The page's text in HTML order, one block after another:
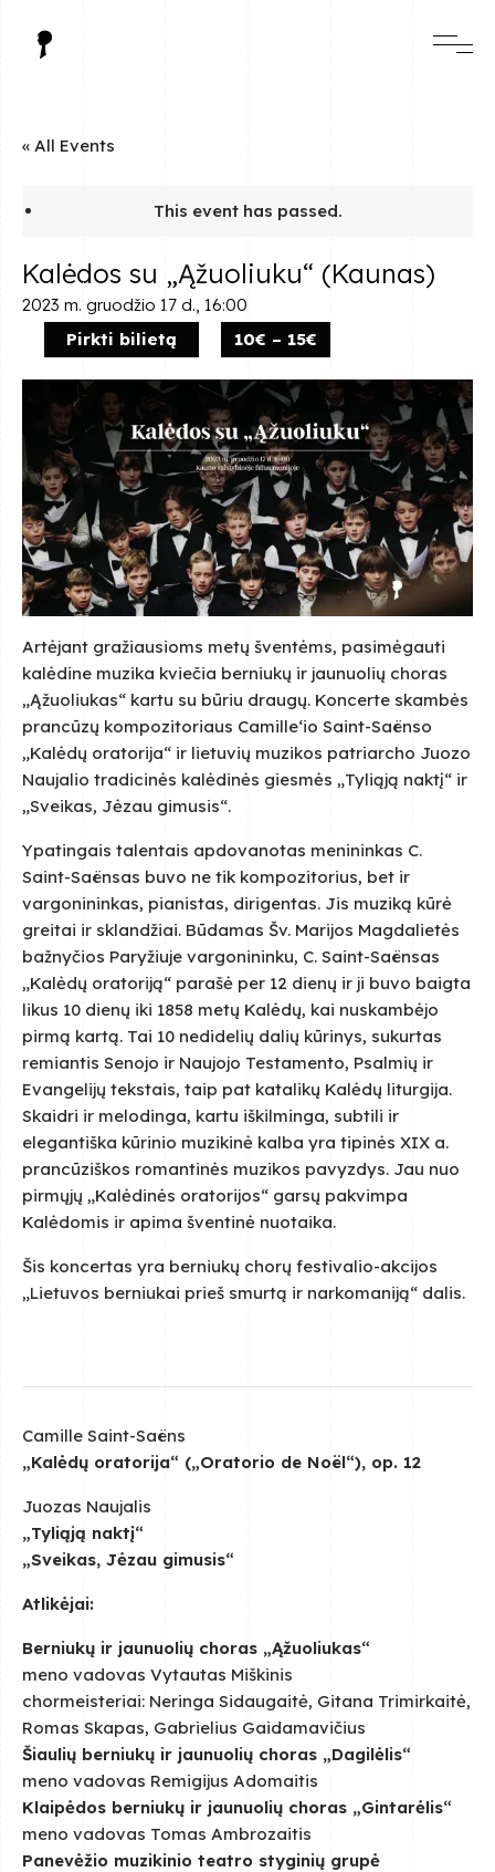
« All Events
This event has passed.
Kalėdos su „Ąžuoliuku“ (Kaunas)
2023 m. gruodžio 17 d., 16:00
10€ – 15€
Pirkti bilietą
Artėjant gražiausioms metų šventėms, pasimėgauti
kalėdine muzika kviečia berniukų ir jaunuolių choras
„Ąžuoliukas“ kartu su būriu draugų. Koncerte skambės
prancūzų kompozitoriaus Camille‘io Saint-Saënso
„Kalėdų oratorija“ ir lietuvių muzikos patriarcho Juozo
Naujalio tradicinės kalėdinės giesmės „Tyliąją naktį“ ir
„Sveikas, Jėzau gimusis“.
Ypatingais talentais apdovanotas menininkas C.
Saint-Saënsas buvo ne tik kompozitorius, bet ir
vargonininkas, pianistas, dirigentas. Jis muziką kūrė
greitai ir sklandžiai. Būdamas Šv. Marijos Magdalietės
bažnyčios Paryžiuje vargonininku, C. Saint-Saënsas
„Kalėdų oratoriją“ parašė per 12 dienų ir ji buvo baigta
likus 10 dienų iki 1858 metų Kalėdų, kai nuskambėjo
pirmą kartą. Tai 10 nedidelių dalių kūrinys, sukurtas
remiantis Senojo ir Naujojo Testamento, Psalmių ir
Evangelijų tekstais, taip pat katalikų Kalėdų liturgija.
Skaidri ir melodinga, kartu iškilminga, subtili ir
elegantiška kūrinio muzikinė kalba yra tipinės XIX a.
prancūziškos romantinės muzikos pavyzdys. Jau nuo
pirmųjų „Kalėdinės oratorijos“ garsų pakvimpa
Kalėdomis ir apima šventinė nuotaika.
Šis koncertas yra berniukų chorų festivalio-akcijos
„Lietuvos berniukai prieš smurtą ir narkomaniją“ dalis.
Camille Saint-Saëns
„Kalėdų oratorija“ („Oratorio de Noël“), op. 12
Juozas Naujalis
„Tyliąją naktį“
„Sveikas, Jėzau gimusis“
Atlikėjai:
Berniukų ir jaunuolių choras „Ąžuoliukas“
meno vadovas Vytautas Miškinis
chormeisteriai: Neringa Sidaugaitė, Gitana Trimirkaitė,
Romas Skapas, Gabrielius Gaidamavičius
Šiaulių berniukų ir jaunuolių choras „Dagilėlis“
meno vadovas Remigijus Adomaitis
Klaipėdos berniukų ir jaunuolių choras „Gintarėlis“
meno vadovas Tomas Ambrozaitis
Panevėžio muzikinio teatro styginių grupė